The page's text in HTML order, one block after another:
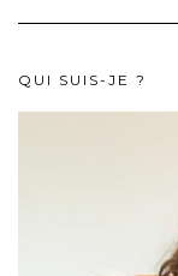
QUI SUIS-JE ?